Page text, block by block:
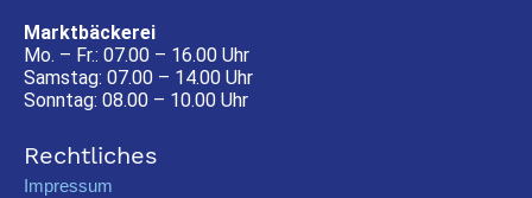
Marktbäckerei
Mo. – Fr.: 07.00 – 16.00 Uhr
Samstag: 07.00 – 14.00 Uhr
Sonntag: 08.00 – 10.00 Uhr
Rechtliches
Impressum